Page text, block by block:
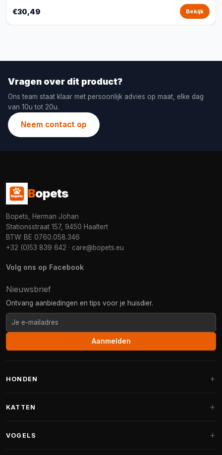
€30,49 Bekijk
Vragen over dit product?
Ons team staat klaar met persoonlijk advies op maat, elke dag
van 10u tot 20u.
Neem contact op
Bopets
Bopets, Herman Johan
Stationsstraat 157, 9450 Haaltert
BTW: BE 0760.058.346
+32 (0)53 839 642 · care@bopets.eu
Volg ons op Facebook
Nieuwsbrief
Ontvang aanbiedingen en tips voor je huisdier.
Aanmelden
HONDEN
Fantail hondenmanden
KATTEN
VOGELS